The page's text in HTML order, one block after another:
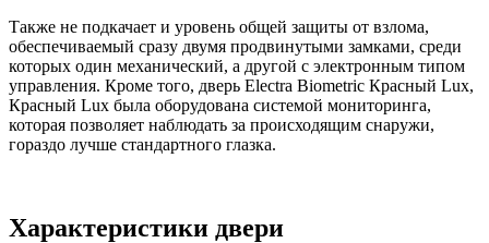
Также не подкачает и уровень общей защиты от взлома,
обеспечиваемый сразу двумя продвинутыми замками, среди
которых один механический, а другой с электронным типом
управления. Кроме того, дверь Electra Biometric Красный Lux,
Красный Lux была оборудована системой мониторинга,
которая позволяет наблюдать за происходящим снаружи,
гораздо лучше стандартного глазка.
Характеристики двери